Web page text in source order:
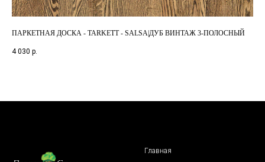
ПАРКЕТНАЯ ДОСКА - TARKETT - SALSA|ДУБ ВИНТАЖ 3-ПОЛОСНЫЙ
4 030 р.
Главная